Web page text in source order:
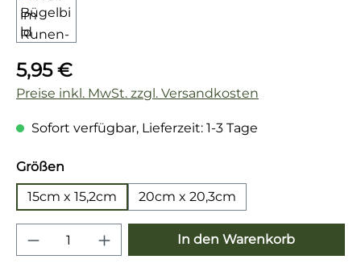
Regulärer Preis:
5,95 €
Preise inkl. MwSt. zzgl. Versandkosten
Sofort verfügbar, Lieferzeit: 1-3 Tage
Größen
15cm x 15,2cm
20cm x 20,3cm
Produkt Anzahl: Gib den
In den Warenkorb